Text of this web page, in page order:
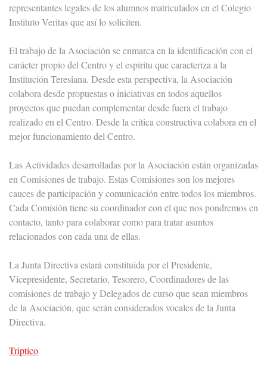
representantes legales de los alumnos matriculados en el Colegio
Instituto Veritas que así lo soliciten.
El trabajo de la Asociación se enmarca en la identificación con el
carácter propio del Centro y el espíritu que caracteriza a la
Institución Teresiana. Desde esta perspectiva, la Asociación
colabora desde propuestas o iniciativas en todos aquellos
proyectos que puedan complementar desde fuera el trabajo
realizado en el Centro. Desde la crítica constructiva colabora en el
mejor funcionamiento del Centro.
Las Actividades desarrolladas por la Asociación están organizadas
en Comisiones de trabajo. Estas Comisiones son los mejores
cauces de participación y comunicación entre todos los miembros.
Cada Comisión tiene su coordinador con el que nos pondremos en
contacto, tanto para colaborar como para tratar asuntos
relacionados con cada una de ellas.
La Junta Directiva estará constituida por el Presidente,
Vicepresidente, Secretario, Tesorero, Coordinadores de las
comisiones de trabajo y Delegados de curso que sean miembros
de la Asociación, que serán considerados vocales de la Junta
Directiva.
Triptico